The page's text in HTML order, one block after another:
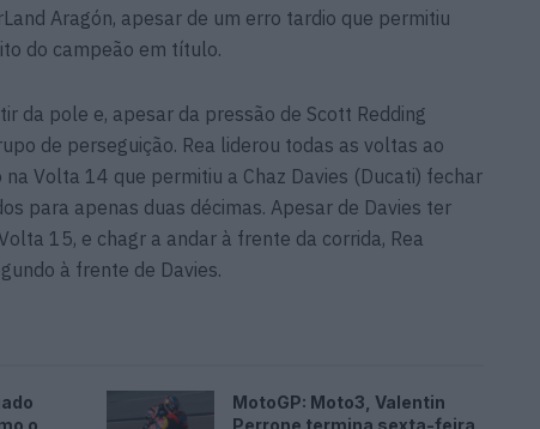
Aragón, apesar de um erro tardio que permitiu
do campeão em título.
da pole e, apesar da pressão de Scott Redding
de perseguição. Rea liderou todas as voltas ao
Volta 14 que permitiu a Chaz Davies (Ducati) fechar
para apenas duas décimas. Apesar de Davies ter
15, e chagr a andar à frente da corrida, Rea
à frente de Davies.
o
MotoGP: Moto3, Valentin
Perrone termina sexta-feira